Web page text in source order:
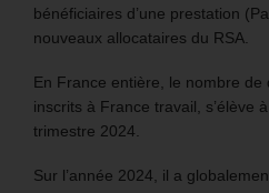
bénéficiaires d’une prestation
nouveaux allocataires du RSA.
En France entière, le nombre de
inscrits à France travail, s’élève
trimestre 2024.
Sur l’année 2024, il a